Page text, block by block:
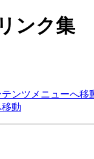
ンク集
ンツメニューへ移
動